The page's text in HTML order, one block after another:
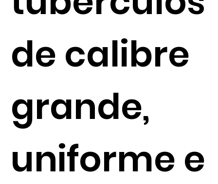
de calibre
grande,
uniforme e